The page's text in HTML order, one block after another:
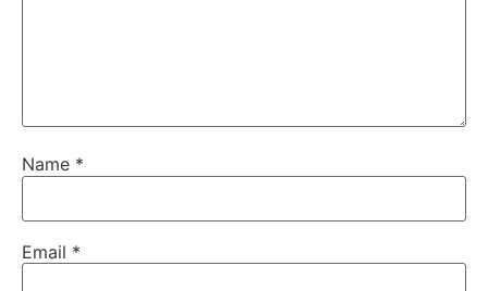
Name *
Email *